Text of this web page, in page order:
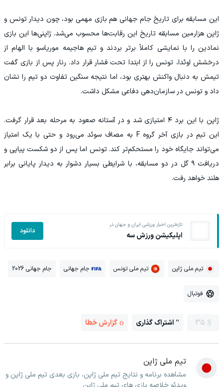
این مسابقه برای تاریخ جام جهانی هم بازی مهمی بود، چون دیدار تونس و
ژاپن هزارمین مسابقه تاریخ این رقابت‌ها محسوب می‌شد. ژاپنی‌ها این بازی
نمادین را با نمایشی کاملاً برتر بردند و تیم هاجیمه موریاسو با الهام از
درخشش اوئدا، تونس را از ابتدا تحت فشار قرار داد. رنار پس از بازی گفت
تیمش به دنبال واکنش بهتری بود، اما نتیجه سنگین تفاوت دو تیم را نشان
داد و تونس در سازمان‌دهی دفاعی مشکل داشت.
ژاپن با این برد ۴ امتیازی شد و در آستانه صعود به مرحله بعد قرار گرفت.
این تیم در بازی آخر گروه F به مصاف سوئد می‌رود و حتی با یک امتیاز
می‌تواند جایگاه خود را مستحکم‌تر کند. تونس اما پس از دو شکست پیاپی و
دریافت ۹ گل در دو مسابقه، با شرایطی بسیار دشوار به دیدار پایانی برابر
هلند خواهد رفت.
تازه‌ترین اخبار ورزشی ایران و جهان در
اپلیکیشن ورزش سه دانلود
تیم ملی ژاپن تیم ملی تونس جام جهانی جام جهانی 2026
فوتبال
35 اشتراک گذاری گزارش خطا
تیم ملی ژاپن
مشاهده برنامه و نتایج تیم ملی ژاپن، بازی بعدی تیم ملی ژاپن و